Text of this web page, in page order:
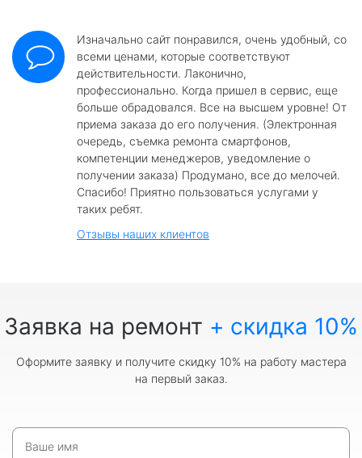
Изначально сайт понравился, очень удобный, со
всеми ценами, которые соответствуют
действительности. Лаконично,
профессионально. Когда пришел в сервис, еще
больше обрадовался. Все на высшем уровне! От
приема заказа до его получения. (Электронная
очередь, съемка ремонта смартфонов,
компетенции менеджеров, уведомление о
получении заказа) Продумано, все до мелочей.
Спасибо! Приятно пользоваться услугами у
таких ребят.
Отзывы наших клиентов
Заявка на ремонт + скидка 10%
Оформите заявку и получите скидку 10% на работу мастера
на первый заказ.